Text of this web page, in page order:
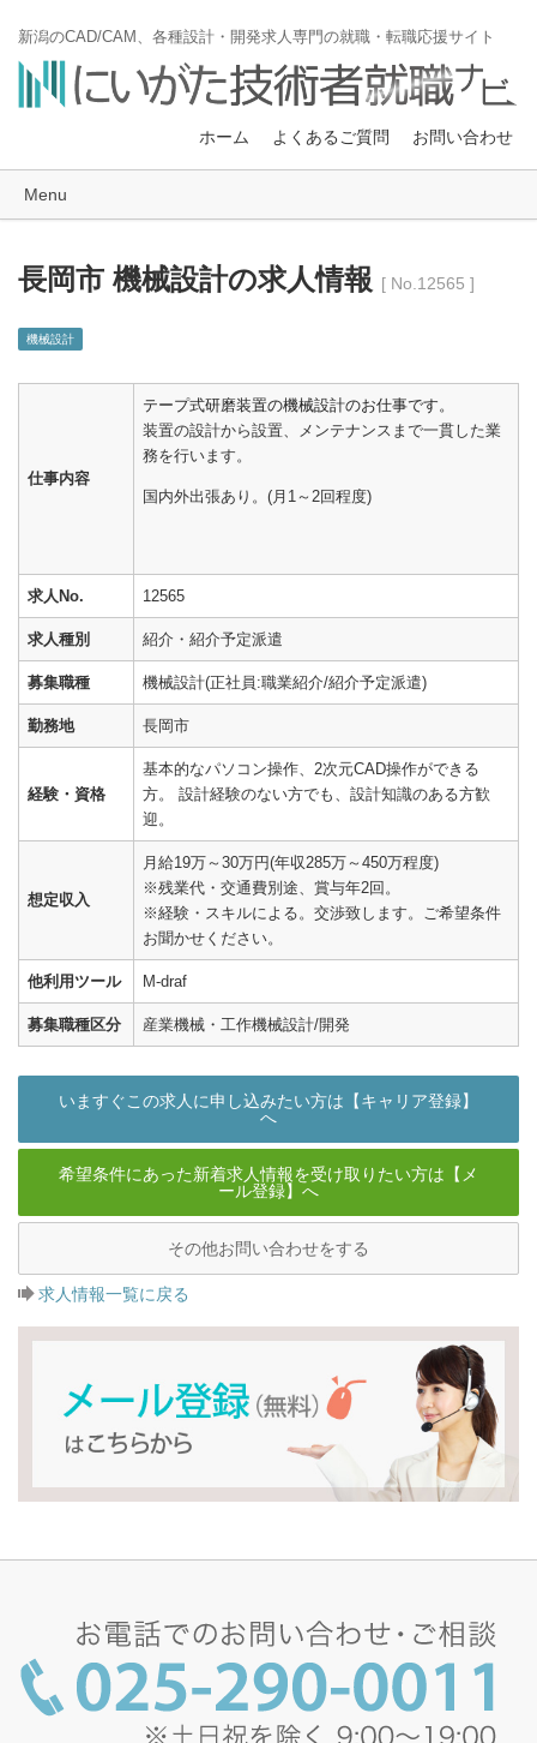
新潟のCAD/CAM、各種設計・開発求人専門の就職・転職応援サイト
ホーム よくあるご質問 お問い合わせ
Menu
長岡市 機械設計の求人情報 [ No.12565 ]
機械設計
仕事内容
テープ式研磨装置の機械設計のお仕事です。
装置の設計から設置、メンテナンスまで一貫した業
務を行います。
国内外出張あり。(月1～2回程度)
求人No. 12565
求人種別 紹介・紹介予定派遣
募集職種 機械設計(正社員:職業紹介/紹介予定派遣)
勤務地 長岡市
経験・資格
基本的なパソコン操作、2次元CAD操作ができる
方。 設計経験のない方でも、設計知識のある方歓
迎。
想定収入
月給19万～30万円(年収285万～450万程度)
※残業代・交通費別途、賞与年2回。
※経験・スキルによる。交渉致します。ご希望条件
お聞かせください。
他利用ツール M-draf
募集職種区分 産業機械・工作機械設計/開発
いますぐこの求人に申し込みたい方は【キャリア登録】
へ
希望条件にあった新着求人情報を受け取りたい方は【メ
ール登録】へ
その他お問い合わせをする
求人情報一覧に戻る